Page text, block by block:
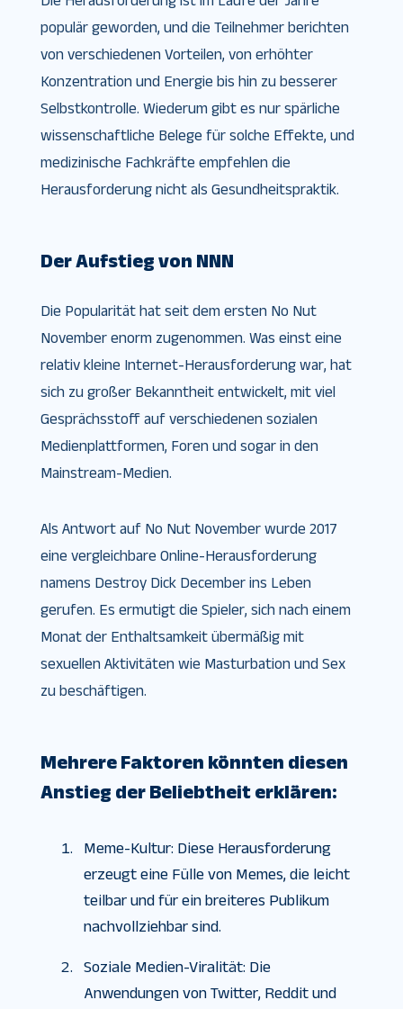
populär geworden, und die Teilnehmer berichten
von verschiedenen Vorteilen, von erhöhter
Konzentration und Energie bis hin zu besserer
Selbstkontrolle. Wiederum gibt es nur spärliche
wissenschaftliche Belege für solche Effekte, und
medizinische Fachkräfte empfehlen die
Herausforderung nicht als Gesundheitspraktik.
Der Aufstieg von NNN
Die Popularität hat seit dem ersten No Nut
November enorm zugenommen. Was einst eine
relativ kleine Internet-Herausforderung war, hat
sich zu großer Bekanntheit entwickelt, mit viel
Gesprächsstoff auf verschiedenen sozialen
Medienplattformen, Foren und sogar in den
Mainstream-Medien.
Als Antwort auf No Nut November wurde 2017
eine vergleichbare Online-Herausforderung
namens Destroy Dick December ins Leben
gerufen. Es ermutigt die Spieler, sich nach einem
Monat der Enthaltsamkeit übermäßig mit
sexuellen Aktivitäten wie Masturbation und Sex
zu beschäftigen.
Mehrere Faktoren könnten diesen
Anstieg der Beliebtheit erklären:
Meme-Kultur: Diese Herausforderung
erzeugt eine Fülle von Memes, die leicht
teilbar und für ein breiteres Publikum
nachvollziehbar sind.
Soziale Medien-Viralität: Die
Anwendungen von Twitter, Reddit und